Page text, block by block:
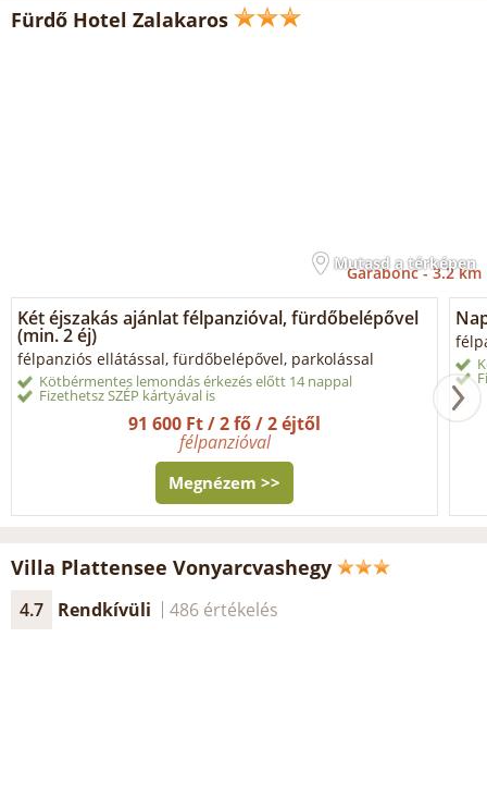
Fürdő Hotel Zalakaros
Mutasd a térképen
Garabonc -3.2 km
Két éjszakás ajánlat félpanzióval, fürdőbelépővel
(min. 2 éj)
félpanziós ellátással, fürdőbelépővel, parkolással
Kötbérmentes lemondás érkezés előtt 14 nappal
Fizethetsz SZÉP kártyával is
91 600 Ft / 2 fő / 2 éjtől
félpanzióval
Megnézem >>
Villa Plattensee Vonyarcvashegy
4.7 Rendkívüli 486 értékelés